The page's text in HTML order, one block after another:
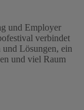
und Employer
verbindet
und Lösungen, ein
und viel Raum